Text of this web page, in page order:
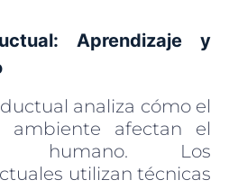
Aprendizaje y
analiza cómo el
ambiente afectan el
humano. Los
utilizan técnicas